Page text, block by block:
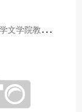
青
海师范大学文学院教师赴山东省相关高校和学术机构交流学习